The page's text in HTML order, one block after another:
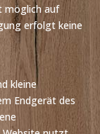
möglich auf
erfolgt keine
kleine
Endgerät des